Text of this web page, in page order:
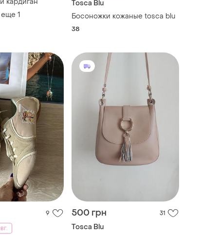
еще 1
Tosca Blu
Босоножки кожаные tosca blu
38
9
500 грн 31
Tosca Blu